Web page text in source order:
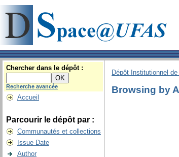
Chercher dans le dépôt :
Recherche avancée
Accueil
Parcourir le dépôt par :
Communautés et collections
Issue Date
Author
Dépôt Institutionnel
Browsing by